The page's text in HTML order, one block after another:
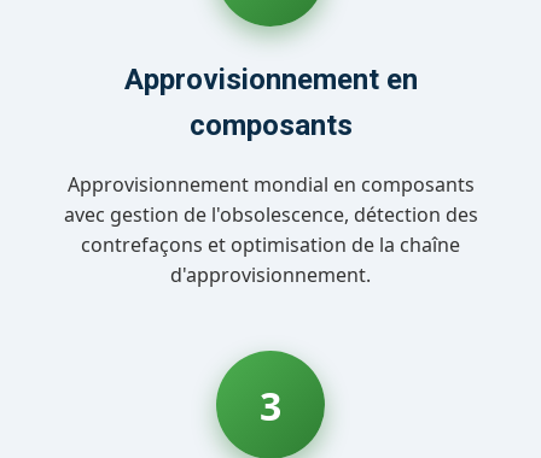
Approvisionnement en
composants
Approvisionnement mondial en composants
avec gestion de l'obsolescence, détection des
contrefaçons et optimisation de la chaîne
d'approvisionnement.
3